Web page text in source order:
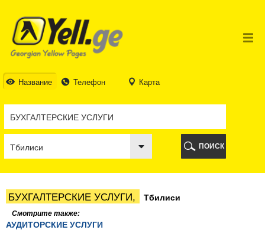
Название Телефон Карта
ТБИЛИСИ
ТБИЛИСИ
АБХАЗИЯ
ГАЛИ
БАТУМИ
КОБУЛЕТИ
ШУАХЕВИ
ЧАКВИ
ОЗУРГЕТИ
ЧОХАТАУРИ
УРЕКИ
ИМЕРЕТИЯ
ПОИСК
БУХГАЛТЕРСКИЕ УСЛУГИ, Тбилиси
Смотрите также:
АУДИТОРСКИЕ УСЛУГИ